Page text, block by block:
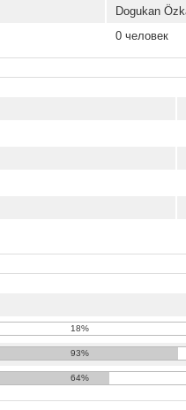
Dogukan
0 человек
18%
93%
64%